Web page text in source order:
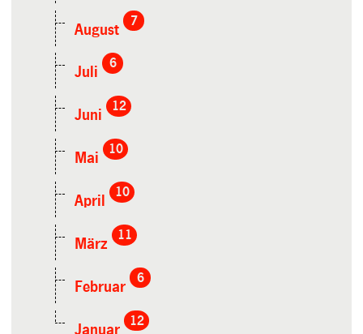
August
7
Juli
6
Juni
12
Mai
10
April
10
März
11
Februar
6
Januar
12